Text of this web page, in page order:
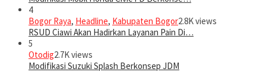
4
Bogor Raya, Headline, Kabupaten Bogor2.8K views
RSUD Ciawi Akan Hadirkan Layanan Pain Di…
5
Otodig2.7K views
Modifikasi Suzuki Splash Berkonsep JDM